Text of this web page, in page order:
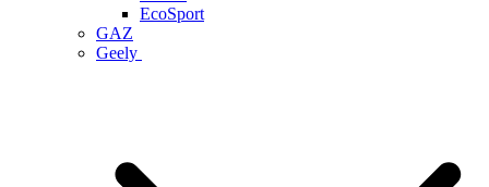
EcoSport
GAZ
Geely